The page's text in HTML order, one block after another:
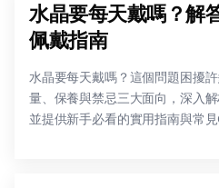
水晶要每天戴嗎？解
佩戴指南
水晶要每天戴嗎？這個問題困擾
量、保養與禁忌三大面向，深入
並提供新手必看的實用指南與常見